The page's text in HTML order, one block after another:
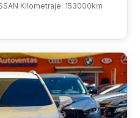
Kilometraje: 153000km